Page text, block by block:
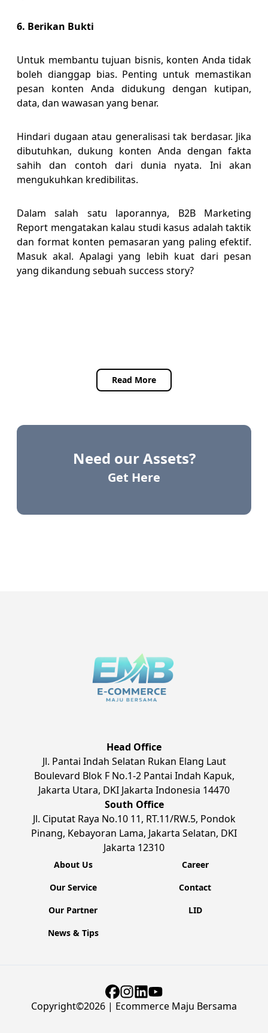
6. Berikan Bukti
Untuk membantu tujuan bisnis, konten Anda tidak
boleh dianggap bias. Penting untuk memastikan
pesan konten Anda didukung dengan kutipan,
data, dan wawasan yang benar.
Hindari dugaan atau generalisasi tak berdasar. Jika
dibutuhkan, dukung konten Anda dengan fakta
sahih dan contoh dari dunia nyata. Ini akan
mengukuhkan kredibilitas.
Dalam salah satu laporannya, B2B Marketing
Report mengatakan kalau studi kasus adalah taktik
dan format konten pemasaran yang paling efektif.
Masuk akal. Apalagi yang lebih kuat dari pesan
yang dikandung sebuah success story?
Read More
Need our Assets?
Get Here
Head Office
Jl. Pantai Indah Selatan Rukan Elang Laut
Boulevard Blok F No.1-2 Pantai Indah Kapuk,
Jakarta Utara, DKI Jakarta Indonesia 14470
South Office
Jl. Ciputat Raya No.10 11, RT.11/RW.5, Pondok
Pinang, Kebayoran Lama, Jakarta Selatan, DKI
Jakarta 12310
About Us
Our Service
Our Partner
News & Tips
Career
Contact
LID
Copyright©2026 | Ecommerce Maju Bersama